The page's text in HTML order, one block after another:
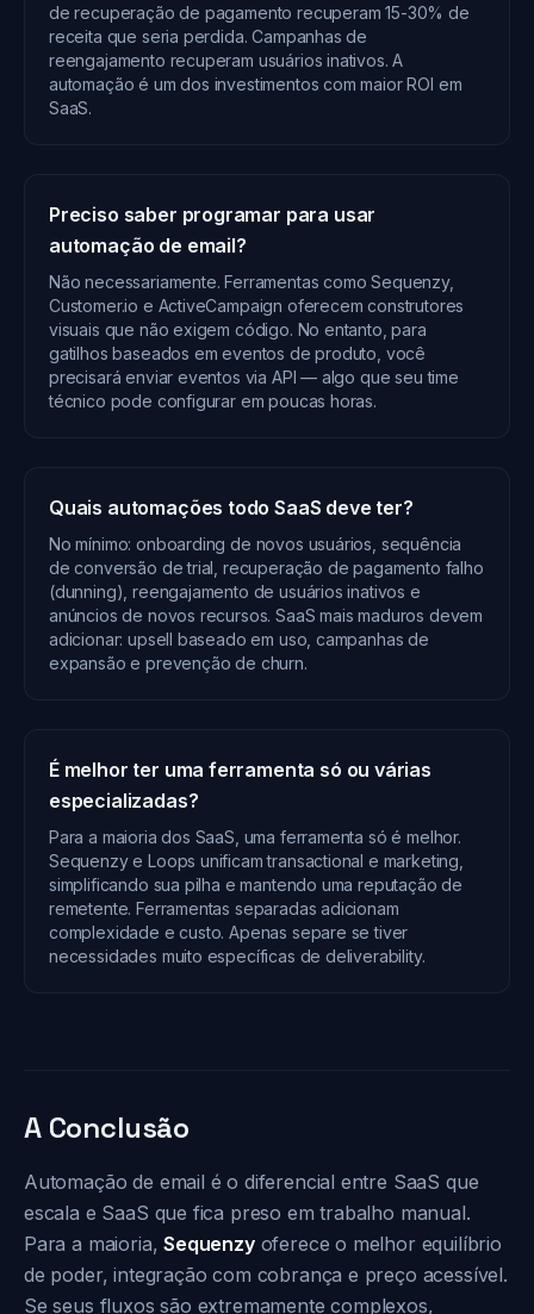
de recuperação de pagamento recuperam 15-30% de
receita que seria perdida. Campanhas de
reengajamento recuperam usuários inativos. A
automação é um dos investimentos com maior ROI em
SaaS.
Preciso saber programar para usar
automação de email?
Não necessariamente. Ferramentas como Sequenzy,
Customer.io e ActiveCampaign oferecem construtores
visuais que não exigem código. No entanto, para
gatilhos baseados em eventos de produto, você
precisará enviar eventos via API — algo que seu time
técnico pode configurar em poucas horas.
Quais automações todo SaaS deve ter?
No mínimo: onboarding de novos usuários, sequência
de conversão de trial, recuperação de pagamento falho
(dunning), reengajamento de usuários inativos e
anúncios de novos recursos. SaaS mais maduros devem
adicionar: upsell baseado em uso, campanhas de
expansão e prevenção de churn.
É melhor ter uma ferramenta só ou várias
especializadas?
Para a maioria dos SaaS, uma ferramenta só é melhor.
Sequenzy e Loops unificam transactional e marketing,
simplificando sua pilha e mantendo uma reputação de
remetente. Ferramentas separadas adicionam
complexidade e custo. Apenas separe se tiver
necessidades muito específicas de deliverability.
A Conclusão
Automação de email é o diferencial entre SaaS que
escala e SaaS que fica preso em trabalho manual.
Para a maioria,Sequenzyoferece o melhor equilíbrio
de poder, integração com cobrança e preço acessível.
Se seus fluxos são extremamente complexos,